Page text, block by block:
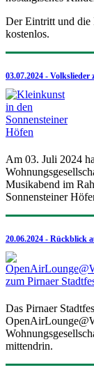
Der Eintritt und die
kostenlos.
03.07.2024 -
Am 03. Juli 2024
Musikabend im
Sonnensteiner
20.06.2024 - Rückblick
Das Pirnaer
mittendrin.